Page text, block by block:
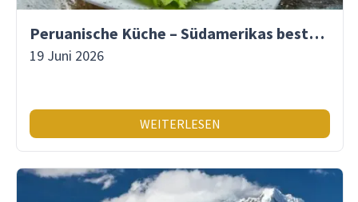
Peruanische Küche – Südamerikas beste Gastronomie
19 Juni 2026
WEITERLESEN